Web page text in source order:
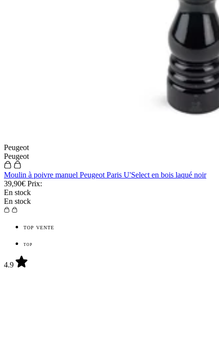
Peugeot
Peugeot
Moulin à poivre manuel Peugeot Paris U'Select en bois laqué noir
39,90€ Prix:
En stock
En stock
TOP VENTE
TOP
4.9